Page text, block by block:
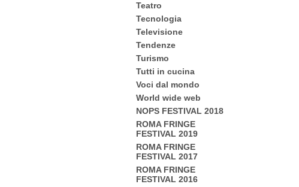
Teatro
Tecnologia
Televisione
Tendenze
Turismo
Tutti in cucina
Voci dal mondo
World wide web
NOPS FESTIVAL 2018
ROMA FRINGE
FESTIVAL 2019
ROMA FRINGE
FESTIVAL 2017
ROMA FRINGE
FESTIVAL 2016